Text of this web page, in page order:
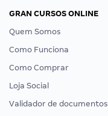
GRAN CURSOS ONLINE
Quem Somos
Como Funciona
Como Comprar
Loja Social
Validador de documentos